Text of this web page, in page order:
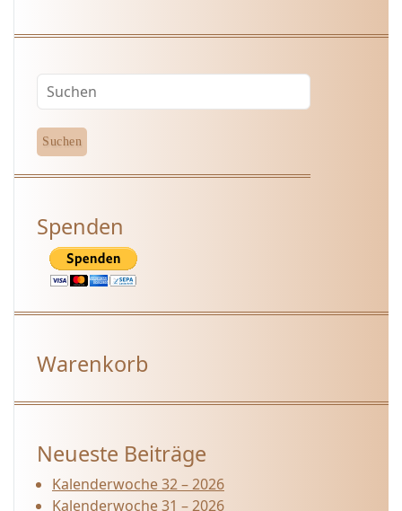
Spenden
Warenkorb
Neueste Beiträge
Kalenderwoche 32 – 2026
Kalenderwoche 31 – 2026